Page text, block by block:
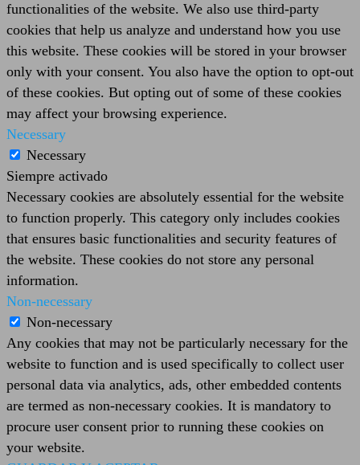
functionalities of the website. We also use third-party
cookies that help us analyze and understand how you use
this website. These cookies will be stored in your browser
only with your consent. You also have the option to opt-out
of these cookies. But opting out of some of these cookies
may affect your browsing experience.
Necessary
Necessary
Siempre activado
Necessary cookies are absolutely essential for the website
to function properly. This category only includes cookies
that ensures basic functionalities and security features of
the website. These cookies do not store any personal
information.
Non-necessary
Non-necessary
Any cookies that may not be particularly necessary for the
website to function and is used specifically to collect user
personal data via analytics, ads, other embedded contents
are termed as non-necessary cookies. It is mandatory to
procure user consent prior to running these cookies on
your website.